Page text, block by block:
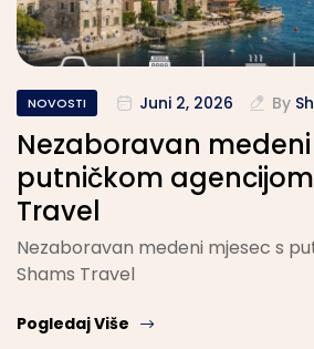
NOVOSTI Juni 2, 2026 By
Nezaboravan
putničkom
Travel
Nezaboravan medeni mjesec s
Shams Travel
Pogledaj Više